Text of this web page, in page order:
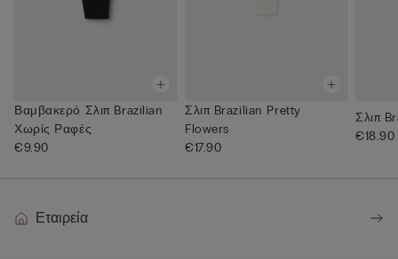
Βαμβακερό Σλιπ Brazilian
Χωρίς Ραφές
€9.90
Σλιπ Brazilian Pretty
Flowers
€17.90
Σλιπ
€18.90
Εταιρεία